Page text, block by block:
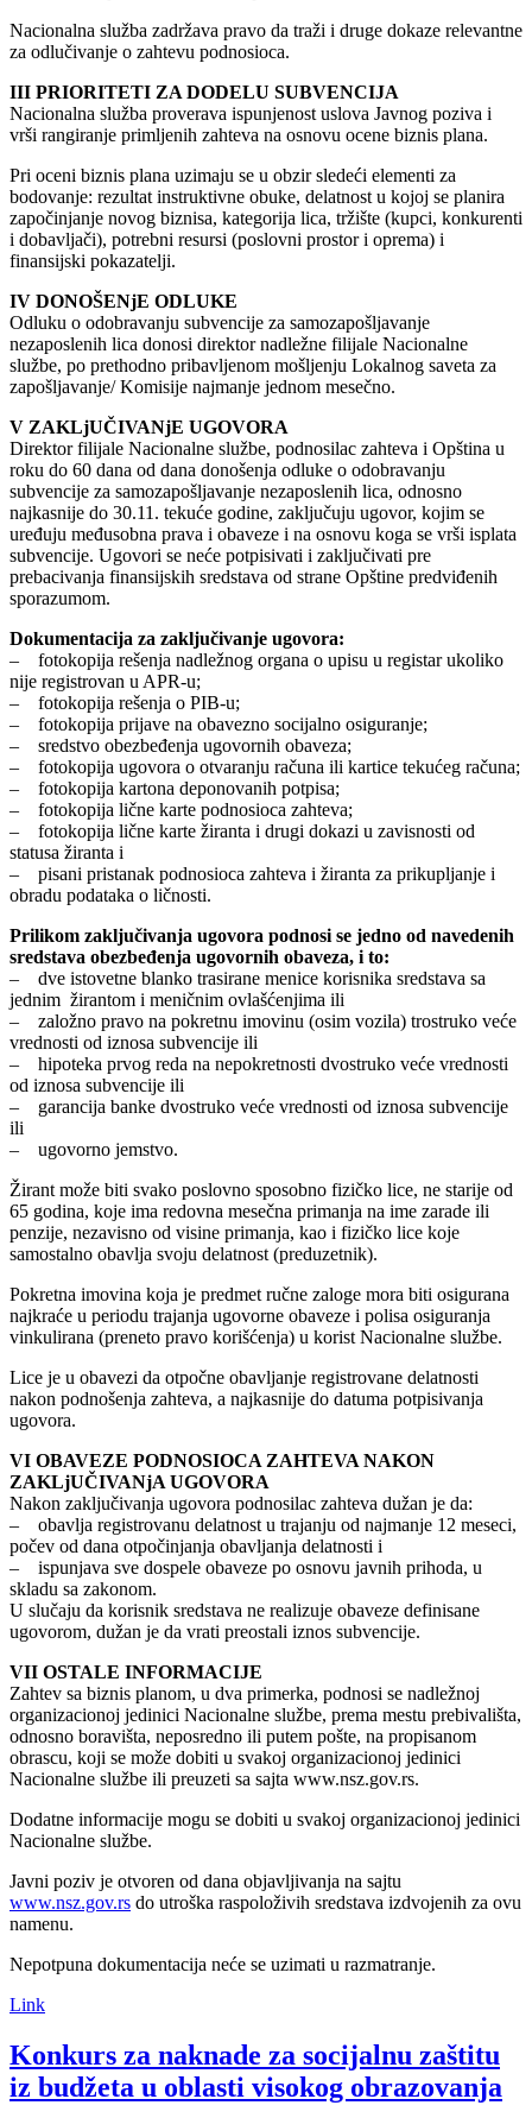
Nacionalna služba zadržava pravo da traži i druge dokaze relevantne
za odlučivanje o zahtevu podnosioca.
III PRIORITETI ZA DODELU SUBVENCIJA
Nacionalna služba proverava ispunjenost uslova Javnog poziva i
vrši rangiranje primljenih zahteva na osnovu ocene biznis plana.
Pri oceni biznis plana uzimaju se u obzir sledeći elementi za
bodovanje: rezultat instruktivne obuke, delatnost u kojoj se planira
započinjanje novog biznisa, kategorija lica, tržište (kupci, konkurenti
i dobavljači), potrebni resursi (poslovni prostor i oprema) i
finansijski pokazatelji.
IV DONOŠENjE ODLUKE
Odluku o odobravanju subvencije za samozapošljavanje
nezaposlenih lica donosi direktor nadležne filijale Nacionalne
službe, po prethodno pribavljenom mošljenju Lokalnog saveta za
zapošljavanje/ Komisije najmanje jednom mesečno.
V ZAKLjUČIVANjE UGOVORA
Direktor filijale Nacionalne službe, podnosilac zahteva i Opština u
roku do 60 dana od dana donošenja odluke o odobravanju
subvencije za samozapošljavanje nezaposlenih lica, odnosno
najkasnije do 30.11. tekuće godine, zaključuju ugovor, kojim se
uređuju međusobna prava i obaveze i na osnovu koga se vrši isplata
subvencije. Ugovori se neće potpisivati i zaključivati pre
prebacivanja finansijskih sredstava od strane Opštine predviđenih
sporazumom.
Dokumentacija za zaključivanje ugovora:
– fotokopija rešenja nadležnog organa o upisu u registar ukoliko
nije registrovan u APR-u;
– fotokopija rešenja o PIB-u;
– fotokopija prijave na obavezno socijalno osiguranje;
– sredstvo obezbeđenja ugovornih obaveza;
– fotokopija ugovora o otvaranju računa ili kartice tekućeg računa;
– fotokopija kartona deponovanih potpisa;
– fotokopija lične karte podnosioca zahteva;
– fotokopija lične karte žiranta i drugi dokazi u zavisnosti od
statusa žiranta i
– pisani pristanak podnosioca zahteva i žiranta za prikupljanje i
obradu podataka o ličnosti.
Prilikom zaključivanja ugovora podnosi se jedno od navedenih
sredstava obezbeđenja ugovornih obaveza, i to:
– dve istovetne blanko trasirane menice korisnika sredstava sa
jednim žirantom i meničnim ovlašćenjima ili
– založno pravo na pokretnu imovinu (osim vozila) trostruko veće
vrednosti od iznosa subvencije ili
– hipoteka prvog reda na nepokretnosti dvostruko veće vrednosti
od iznosa subvencije ili
– garancija banke dvostruko veće vrednosti od iznosa subvencije
ili
– ugovorno jemstvo.
Žirant može biti svako poslovno sposobno fizičko lice, ne starije od
65 godina, koje ima redovna mesečna primanja na ime zarade ili
penzije, nezavisno od visine primanja, kao i fizičko lice koje
samostalno obavlja svoju delatnost (preduzetnik).
Pokretna imovina koja je predmet ručne zaloge mora biti osigurana
najkraće u periodu trajanja ugovorne obaveze i polisa osiguranja
vinkulirana (preneto pravo korišćenja) u korist Nacionalne službe.
Lice je u obavezi da otpočne obavljanje registrovane delatnosti
nakon podnošenja zahteva, a najkasnije do datuma potpisivanja
ugovora.
VI OBAVEZE PODNOSIOCA ZAHTEVA NAKON
ZAKLjUČIVANjA UGOVORA
Nakon zaključivanja ugovora podnosilac zahteva dužan je da:
– obavlja registrovanu delatnost u trajanju od najmanje 12 meseci,
počev od dana otpočinjanja obavljanja delatnosti i
– ispunjava sve dospele obaveze po osnovu javnih prihoda, u
skladu sa zakonom.
U slučaju da korisnik sredstava ne realizuje obaveze definisane
ugovorom, dužan je da vrati preostali iznos subvencije.
VII OSTALE INFORMACIJE
Zahtev sa biznis planom, u dva primerka, podnosi se nadležnoj
organizacionoj jedinici Nacionalne službe, prema mestu prebivališta,
odnosno boravišta, neposredno ili putem pošte, na propisanom
obrascu, koji se može dobiti u svakoj organizacionoj jedinici
Nacionalne službe ili preuzeti sa sajta www.nsz.gov.rs.
Dodatne informacije mogu se dobiti u svakoj organizacionoj jedinici
Nacionalne službe.
Javni poziv je otvoren od dana objavljivanja na sajtu
www.nsz.gov.rs do utroška raspoloživih sredstava izdvojenih za ovu
namenu.
Nepotpuna dokumentacija neće se uzimati u razmatranje.
Link
Konkurs za naknade za socijalnu zaštitu
iz budžeta u oblasti visokog obrazovanja